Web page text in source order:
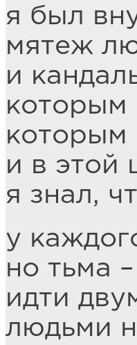
я был
мятеж
и
которым
которым
и в этой
я знал,
у
но тьма
идти
людьми